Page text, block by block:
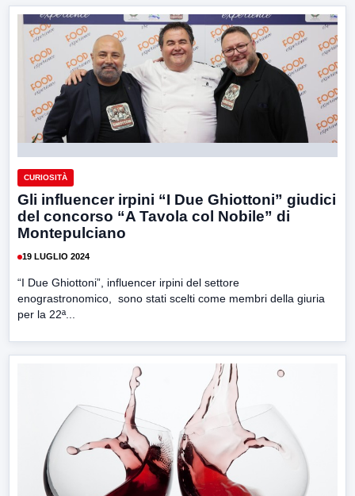
CURIOSITÀ
Gli influencer irpini “I Due Ghiottoni” giudici
del concorso “A Tavola col Nobile” di
Montepulciano
19 LUGLIO 2024
“I Due Ghiottoni”, influencer irpini del settore
enograstronomico, sono stati scelti come membri della giuria
per la 22ª...